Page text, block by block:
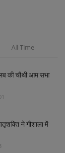
All Time
की चौथी आम सभा
ने गौशाला में